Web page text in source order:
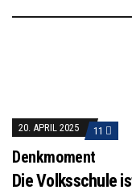
20. APRIL 2025 11
Denkmoment
Die Volksschule